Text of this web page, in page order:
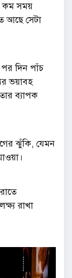
কম সময়
আছে সেটা
দিন পাঁচ
ভয়াবহ
ব্যাপক
ঝুঁকি, যেমন
রাখা